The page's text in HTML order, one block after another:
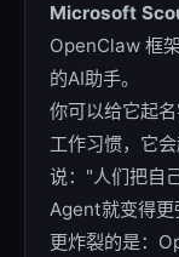
Microsoft
OpenClaw 框
的AI助手。
你可以给它起
工作习惯，它
说："人们把自
Agent就变得更
更炸裂的是：